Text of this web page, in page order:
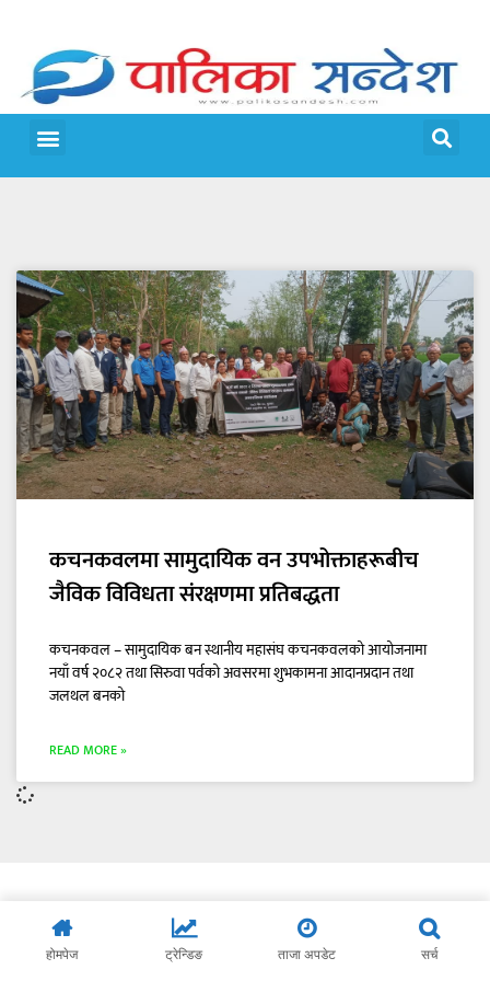
कचनकवलमा सामुदायिक वन उपभोक्ताहरूबीच
जैविक विविधता संरक्षणमा प्रतिबद्धता
कचनकवल – सामुदायिक बन स्थानीय महासंघ कचनकवलको आयोजनामा
नयाँ वर्ष २०८२ तथा सिरुवा पर्वको अवसरमा शुभकामना आदानप्रदान तथा
जलथल बनको
READ MORE »
होमपेज ट्रेन्डिङ ताजा अपडेट सर्च